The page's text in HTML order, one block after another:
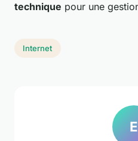
technique pour une
Internet
E